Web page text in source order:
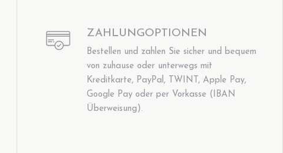
ZAHLUNGOPTIONEN
Bestellen und zahlen Sie sicher und bequem
von zuhause oder unterwegs mit
Kreditkarte, PayPal, TWINT, Apple Pay,
Google Pay oder per Vorkasse (IBAN
Überweisung).